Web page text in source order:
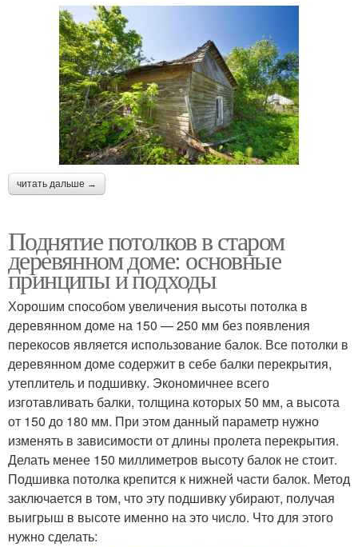
читать дальше →
Поднятие потолков в старом
деревянном доме: основные
принципы и подходы
Хорошим способом увеличения высоты потолка в
деревянном доме на 150 — 250 мм без появления
перекосов является использование балок. Все потолки в
деревянном доме содержит в себе балки перекрытия,
утеплитель и подшивку. Экономичнее всего
изготавливать балки, толщина которых 50 мм, а высота
от 150 до 180 мм. При этом данный параметр нужно
изменять в зависимости от длины пролета перекрытия.
Делать менее 150 миллиметров высоту балок не стоит.
Подшивка потолка крепится к нижней части балок. Метод
заключается в том, что эту подшивку убирают, получая
выигрыш в высоте именно на это число. Что для этого
нужно сделать: